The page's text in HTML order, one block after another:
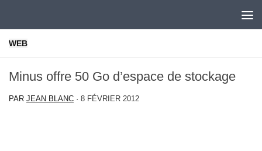
WEB
Minus offre 50 Go d’espace de stockage
PAR JEAN BLANC · 8 FÉVRIER 2012